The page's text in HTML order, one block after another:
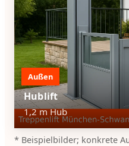
Außen
Hublift
1,2 m Hub
* Beispielbilder; konkrete